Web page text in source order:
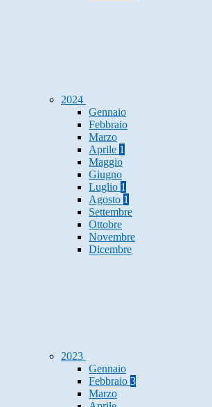
2024
Gennaio
Febbraio
Marzo
Aprile 1
Maggio
Giugno
Luglio 1
Agosto 1
Settembre
Ottobre
Novembre
Dicembre
2023
Gennaio
Febbraio 3
Marzo